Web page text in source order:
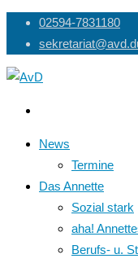
Skip
content
02594-7831180
News
Termine
Das Annette
Sozial stark
aha!
Berufs- u.